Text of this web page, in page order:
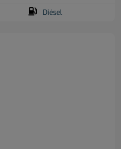
Diésel